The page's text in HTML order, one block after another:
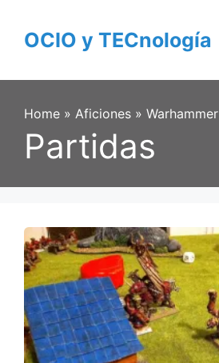
contentOCIO y TECnología
Home » Aficiones » Warhammer
Partidas